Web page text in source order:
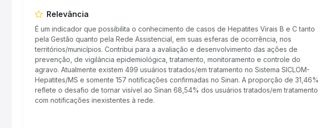
Relevância
É um indicador que possibilita o conhecimento de casos de Hepatites Virais B e C tanto
pela Gestão quanto pela Rede Assistencial, em suas esferas de ocorrência, nos
territórios/municípios. Contribui para a avaliação e desenvolvimento das ações de
prevenção, de vigilância epidemiológica, tratamento, monitoramento e controle do
agravo. Atualmente existem 499 usuários tratados/em tratamento no Sistema SICLOM-
Hepatites/MS e somente 157 notificações confirmadas no Sinan. A proporção de 31,46%
reflete o desafio de tornar visível ao Sinan 68,54% dos usuários tratados/em tratamento
com notificações inexistentes à rede.